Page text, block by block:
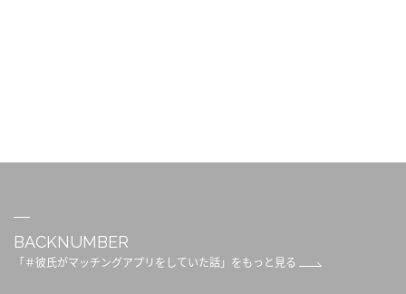
BACKNUMBER
「＃彼氏がマッチングアプリをしていた話」をもっと見る